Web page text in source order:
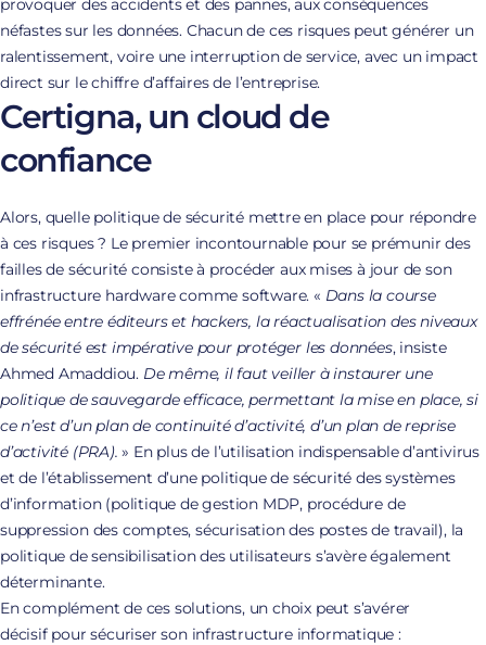
provoquer des accidents et des pannes, aux conséquences
néfastes sur les données. Chacun de ces risques peut générer un
ralentissement, voire une interruption de service, avec un impact
direct sur le chiffre d’affaires de l’entreprise.
Certigna, un cloud de
confiance
Alors, quelle politique de sécurité mettre en place pour répondre
à ces risques ? Le premier incontournable pour se prémunir des
failles de sécurité consiste à procéder aux mises à jour de son
infrastructure hardware comme software. « Dans la course
effrénée entre éditeurs et hackers, la réactualisation des niveaux
de sécurité est impérative pour protéger les données, insiste
Ahmed Amaddiou. De même, il faut veiller à instaurer une
politique de sauvegarde efficace, permettant la mise en place, si
ce n’est d’un plan de continuité d’activité, d’un plan de reprise
d’activité (PRA). » En plus de l’utilisation indispensable d’antivirus
et de l’établissement d’une politique de sécurité des systèmes
d’information (politique de gestion MDP, procédure de
suppression des comptes, sécurisation des postes de travail), la
politique de sensibilisation des utilisateurs s’avère également
déterminante.
En complément de ces solutions, un choix peut s’avérer
décisif pour sécuriser son infrastructure informatique :